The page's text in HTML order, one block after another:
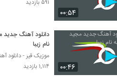
بهنام قلی پور آهنگ خدا
۳۲۲ بازدید
دانلود آهنگ جدید و زیبای بهنام
کابوس
۰۰:۵۴
۵۹۱ بازدید
۰۰:۴۶
دانلود آهنگ
نام زیبا
موزیک قیر - دانلود
۱,۱۱۴ بازدید